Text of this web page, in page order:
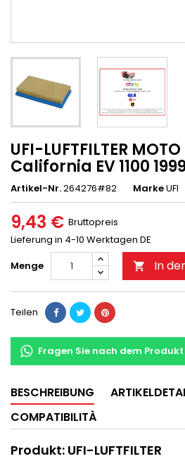
UFI-LUFTFILTER MOTO
California EV 1100
Artikel-Nr.264276#82 MarkeUFI
9,43 € Bruttopreis
Lieferung in 4-10 Werktagen DE
Menge
 In
Teilen
Fragen Sie nach dem
BESCHREIBUNG
COMPATIBILITÀ
Produkt: UFI-LUFTFILTER